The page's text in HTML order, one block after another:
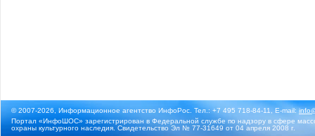
© 2007-2026, Информационное агентство ИнфоРос. Тел.: +7 495 718-84-11, E-mail:
Портал «ИнфоШОС» зарегистрирован в Федеральной службе по надзору в сфере
охраны культурного наследия. Свидетельство Эл № 77-31649 от 04 апреля 2008 г.